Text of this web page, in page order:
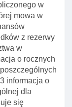
w
mowa w
z rezerwy
w
o rocznych
informacja o
dla
się
zadań
I innych
wojewodę
dla
oraz